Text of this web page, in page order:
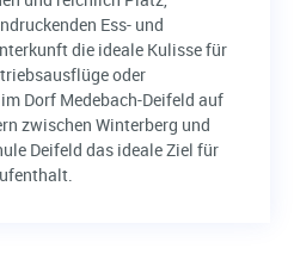
Ess- und
die ideale Kulisse für
oder
Dorf Medebach-Deifeld auf
zwischen Winterberg und
Deifeld das ideale Ziel für